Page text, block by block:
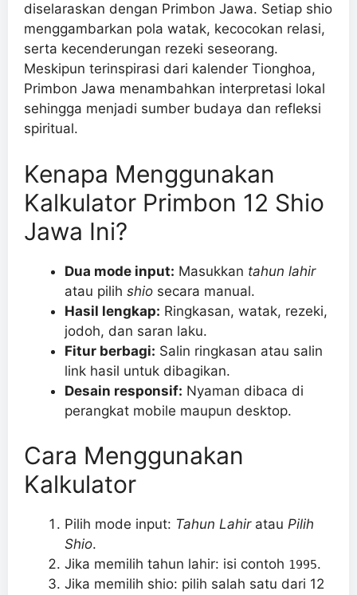
diselaraskan dengan Primbon Jawa. Setiap shio
menggambarkan pola watak, kecocokan relasi,
serta kecenderungan rezeki seseorang.
Meskipun terinspirasi dari kalender Tionghoa,
Primbon Jawa menambahkan interpretasi lokal
sehingga menjadi sumber budaya dan refleksi
spiritual.
Kenapa Menggunakan
Kalkulator Primbon 12 Shio
Jawa Ini?
Dua mode input: Masukkan tahun lahir
atau pilih shio secara manual.
Hasil lengkap: Ringkasan, watak, rezeki,
jodoh, dan saran laku.
Fitur berbagi: Salin ringkasan atau salin
link hasil untuk dibagikan.
Desain responsif: Nyaman dibaca di
perangkat mobile maupun desktop.
Cara Menggunakan
Kalkulator
Pilih mode input: Tahun Lahiratau Pilih
Shio.
Jika memilih tahun lahir: isi contoh 1995.
Jika memilih shio: pilih salah satu dari 12